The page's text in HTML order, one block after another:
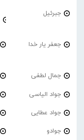
جبرئیل
جعفر یار خدا
جمال لطفی
جواد الیاسی
جواد عطایی
جوادو